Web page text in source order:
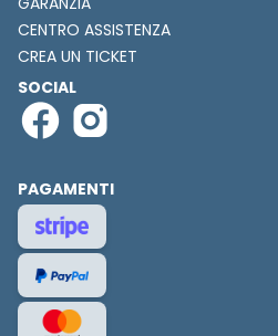
CENTRO ASSISTENZA
CREA UN TICKET
SOCIAL
PAGAMENTI